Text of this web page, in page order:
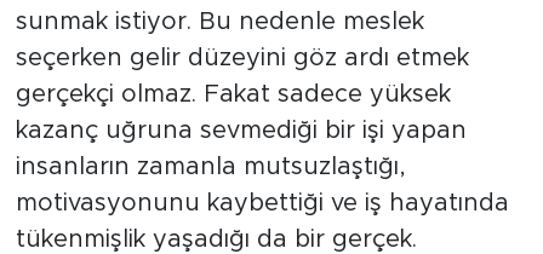
sunmak istiyor. Bu nedenle meslek
seçerken gelir düzeyini göz ardı etmek
gerçekçi olmaz. Fakat sadece yüksek
kazanç uğruna sevmediği bir işi yapan
insanların zamanla mutsuzlaştığı,
motivasyonunu kaybettiği ve iş hayatında
tükenmişlik yaşadığı da bir gerçek.